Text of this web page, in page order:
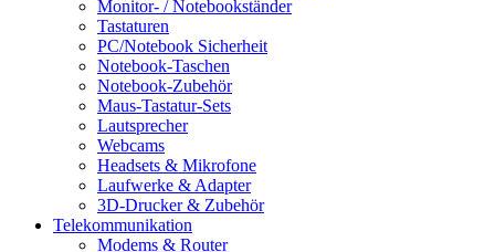
Monitor- / Notebookständer
Tastaturen
PC/Notebook Sicherheit
Notebook-Taschen
Notebook-Zubehör
Maus-Tastatur-Sets
Lautsprecher
Webcams
Headsets & Mikrofone
Laufwerke & Adapter
3D-Drucker & Zubehör
Telekommunikation
Modems & Router